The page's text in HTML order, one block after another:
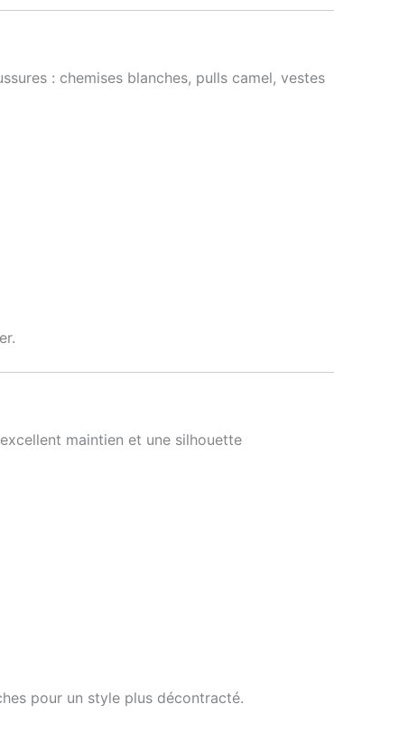
: chemises blanches, pulls camel, vestes
maintien et une silhouette
pour un style plus décontracté.